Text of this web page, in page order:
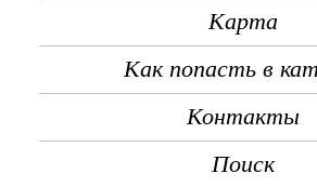
Карта
Как попасть в
Контакты
Поиск